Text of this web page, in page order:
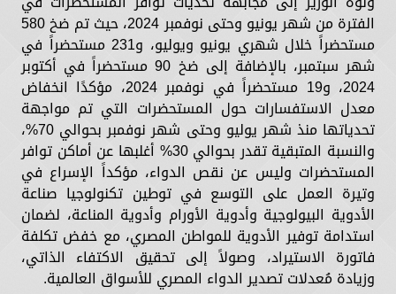
الفترة من شهر يونيو وحتى نوفمبر 2024، حيث تم ضخ 580
مستحضراً خلال شهري يونيو ويوليو، و231 مستحضراً في
شهر سبتمبر، بالإضافة إلى ضخ 90 مستحضراً في أكتوبر
2024، و19 مستحضراً في نوفمبر 2024، مؤكدًا انخفاض
معدل الاستفسارات حول المستحضرات التي تم مواجهة
تحدياتها منذ شهر يوليو وحتى شهر نوفمبر بحوالي 70%،
والنسبة المتبقية تقدر بحوالي 30% أغلبها عن أماكن توافر
المستحضرات وليس عن نقص الدواء، مؤكداً الإسراع في
وتيرة العمل على التوسع في توطين تكنولوجيا صناعة
الأدوية البيولوجية وأدوية الأورام وأدوية المناعة، لضمان
استدامة توفير الأدوية للمواطن المصري، مع خفض تكلفة
فاتورة الاستيراد، وصولاً إلى تحقيق الاكتفاء الذاتي،
وزيادة مُعدلات تصدير الدواء المصري للأسواق العالمية.